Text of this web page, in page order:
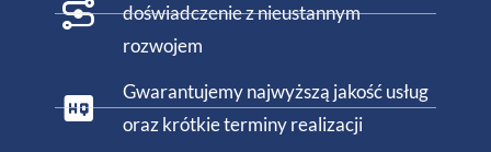
doświadczenie z nieustannym
rozwojem
Gwarantujemy najwyższą jakość usług
oraz krótkie terminy realizacji